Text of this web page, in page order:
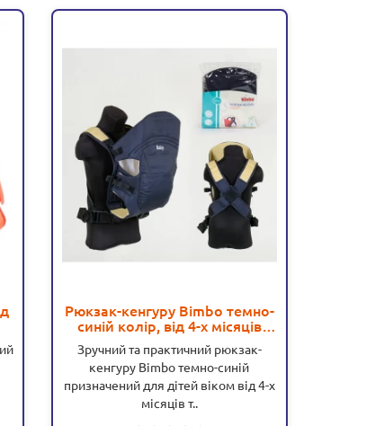
Рюкзак-кенгуру Bimbo темно-
синій колір, від 4-х місяців
Зручний та практичний рюкзак-
кенгуру Bimbo темно-синій
призначений для дітей віком від 4-х
місяців т..